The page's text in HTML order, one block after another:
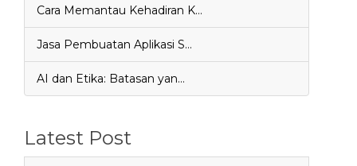
Cara Memantau Kehadiran K…
Jasa Pembuatan Aplikasi S…
AI dan Etika: Batasan yan…
Latest Post